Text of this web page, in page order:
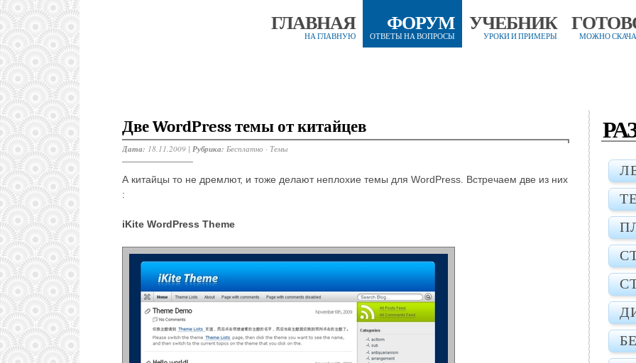
ГЛАВНАЯ
НА ГЛАВНУЮ
ФОРУМ
ОТВЕТЫ НА ВОПРОСЫ
УЧЕБНИК
УРОКИ И ПРИМЕРЫ МОЖНО
Две WordPress темы от китайцев
Дата: 18.11.2009 | Рубрика: Бесплатно · Темы
А китайцы то не дремлют, и тоже делают неплохие темы для WordPress. Встречаем две из них
:
iKite WordPress Theme